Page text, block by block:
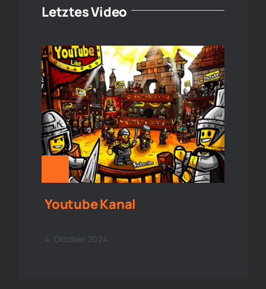
Letztes Video
Youtube Kanal
4. Oktober 2024